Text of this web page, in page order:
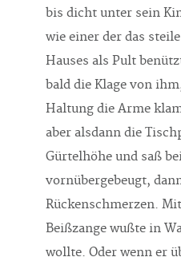
bis dicht unter sein
wie einer der das
Hauses als Pult
bald die Klage von
Haltung die Arme
aber alsdann die
Gürtelhöhe und saß
vornübergebeugt,
Rückenschmerzen.
Beißzange wußte in
wollte. Oder wenn er